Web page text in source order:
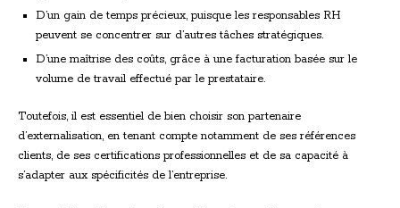
D’un gain de temps précieux, puisque les responsables RH
peuvent se concentrer sur d’autres tâches stratégiques.
D’une maîtrise des coûts, grâce à une facturation basée sur le
volume de travail effectué par le prestataire.
Toutefois, il est essentiel de bien choisir son partenaire
d’externalisation, en tenant compte notamment de ses références
clients, de ses certifications professionnelles et de sa capacité à
s’adapter aux spécificités de l’entreprise.